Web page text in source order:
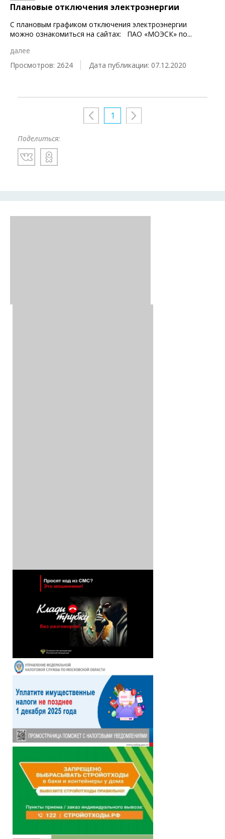
Плановые отключения электроэнергии
С плановым графиком отключения электроэнергии
можно ознакомиться на сайтах: ПАО «МОЭСК» по...
далее
Просмотров: 2624
Дата публикации: 07.12.2020
1
Поделиться: